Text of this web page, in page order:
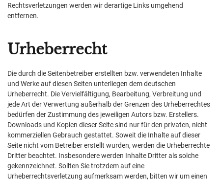
Rechtsverletzungen werden wir derartige Links umgehend
entfernen.
Urheberrecht
Die durch die Seitenbetreiber erstellten bzw. verwendeten Inhalte
und Werke auf diesen Seiten unterliegen dem deutschen
Urheberrecht. Die Vervielfältigung, Bearbeitung, Verbreitung und
jede Art der Verwertung außerhalb der Grenzen des Urheberrechtes
bedürfen der Zustimmung des jeweiligen Autors bzw. Erstellers.
Downloads und Kopien dieser Seite sind nur für den privaten, nicht
kommerziellen Gebrauch gestattet. Soweit die Inhalte auf dieser
Seite nicht vom Betreiber erstellt wurden, werden die Urheberrechte
Dritter beachtet. Insbesondere werden Inhalte Dritter als solche
gekennzeichnet. Sollten Sie trotzdem auf eine
Urheberrechtsverletzung aufmerksam werden, bitten wir um einen